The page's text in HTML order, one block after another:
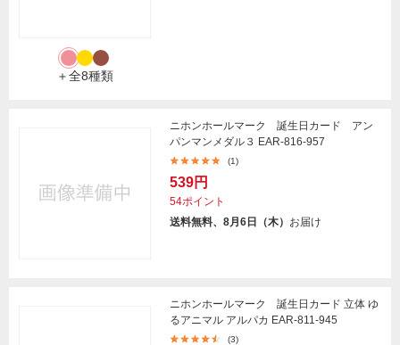
＋全8種類
ニホンホールマーク 誕生日カード アン
パンマンメダル３ EAR-816-957
(1)
539円
54ポイント
送料無料、8月6日（木） お届け
ニホンホールマーク 誕生日カード 立体 ゆ
るアニマル アルパカ EAR-811-945
(3)